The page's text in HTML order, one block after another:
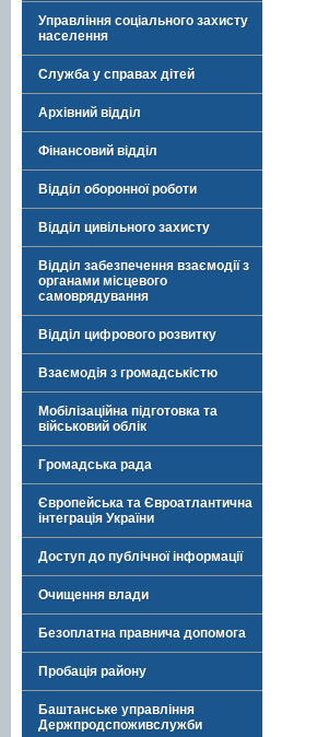
Управління соціального захисту
населення
Служба у справах дітей
Архівний відділ
Фінансовий відділ
Відділ оборонної роботи
Відділ цивільного захисту
Відділ забезпечення взаємодії з
органами місцевого
самоврядування
Відділ цифрового розвитку
Взаємодія з громадськістю
Мобілізаційна підготовка та
військовий облік
Громадська рада
Європейська та Євроатлантична
інтеграція України
Доступ до публічної інформації
Очищення влади
Безоплатна правнича допомога
Пробація району
Баштанське управління
Держпродспоживслужби